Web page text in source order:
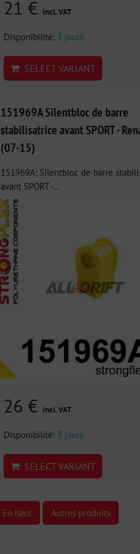
21 € incl. VAT
Disponibilité: 3 jours
SELECT VARIANT
151969A Silentbloc de barre
stabilisatrice avant SPORT -
(07-15)
151969A: Silentbloc de barre
avant SPORT -...
26 € incl. VAT
Disponibilité: 3 jours
SELECT VARIANT
En haut Autres produits